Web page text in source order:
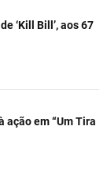
‘Kill Bill’, aos 67
ação em “Um Tira